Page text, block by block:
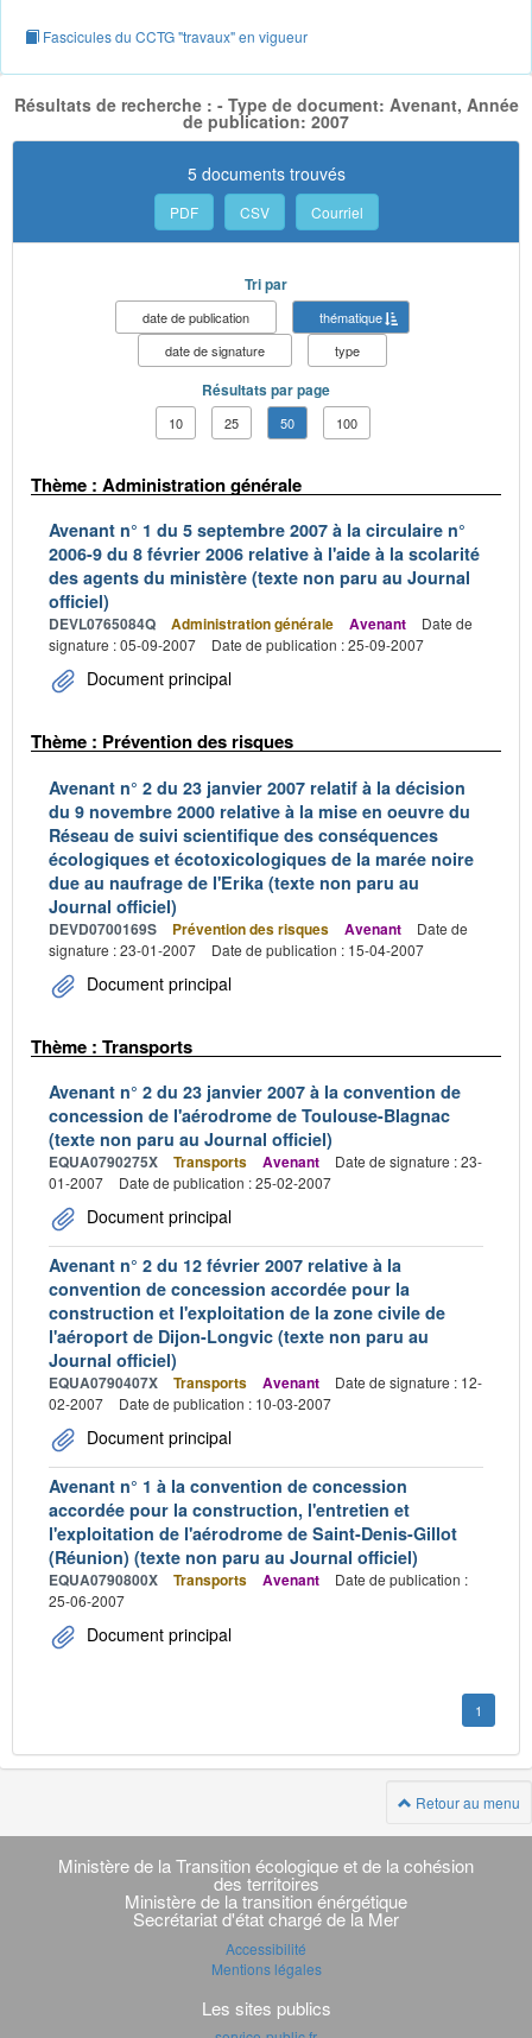
Fascicules du CCTG "travaux" en vigueur
Résultats de recherche : - Type de document: Avenant, Année
de publication: 2007
5 documents trouvés
PDF CSV Courriel
Tri par
date de publication
thématique
date de signature
type
Résultats par page
10 25 50 100
Thème : Administration générale
Avenant n° 1 du 5 septembre 2007 à la circulaire n°
2006-9 du 8 février 2006 relative à l'aide à la scolarité
des agents du ministère (texte non paru au Journal
officiel)
DEVL0765084Q Administration générale Avenant
Date de
signature : 05-09-2007
Date de publication : 25-09-2007
Document principal
Thème : Prévention des risques
Avenant n° 2 du 23 janvier 2007 relatif à la décision
du 9 novembre 2000 relative à la mise en oeuvre du
Réseau de suivi scientifique des conséquences
écologiques et écotoxicologiques de la marée noire
due au naufrage de l'Erika (texte non paru au
Journal officiel)
DEVD0700169S Prévention des risques Avenant
Date de
signature : 23-01-2007
Date de publication : 15-04-2007
Document principal
Thème : Transports
Avenant n° 2 du 23 janvier 2007 à la convention de
concession de l'aérodrome de Toulouse-Blagnac
(texte non paru au Journal officiel)
EQUA0790275X Transports Avenant
Date de signature : 23-
01-2007
Date de publication : 25-02-2007
Document principal
Avenant n° 2 du 12 février 2007 relative à la
convention de concession accordée pour la
construction et l'exploitation de la zone civile de
l'aéroport de Dijon-Longvic (texte non paru au
Journal officiel)
EQUA0790407X Transports Avenant
Date de signature : 12-
02-2007
Date de publication : 10-03-2007
Document principal
Avenant n° 1 à la convention de concession
accordée pour la construction, l'entretien et
l'exploitation de l'aérodrome de Saint-Denis-Gillot
(Réunion) (texte non paru au Journal officiel)
EQUA0790800X Transports Avenant
Date de publication :
25-06-2007
Document principal
1
Retour au menu
Navigation
transverse
Ministère de la Transition écologique et de la cohésion
des territoires
Ministère de la transition énérgétique
Secrétariat d'état chargé de la Mer
Accessibilité
Mentions légales
Les sites publics